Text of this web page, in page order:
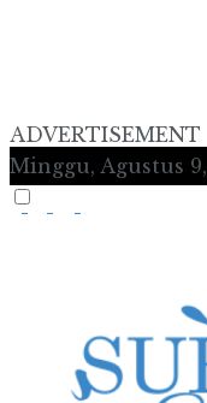
ADVERTISEMENT
Minggu, Agustus